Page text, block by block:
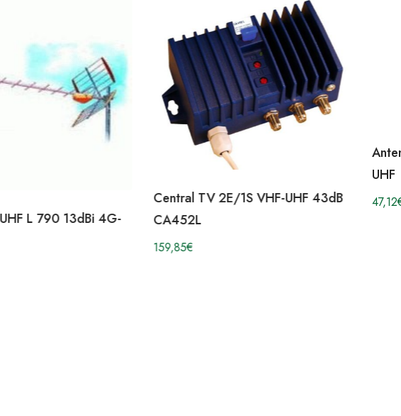
L 790 13dBi 4G-
Central TV 2E/1S VHF-UHF 43dB
CA452L
159,85€
UHF
47,12